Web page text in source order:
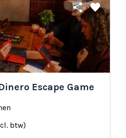
share favorite
Escape Game
btw)